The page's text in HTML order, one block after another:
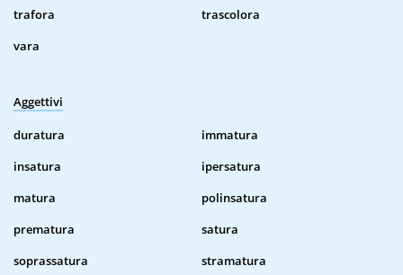
trafora
trascolora
vara
Aggettivi
duratura
immatura
insatura
ipersatura
matura
polinsatura
prematura
satura
soprassatura
stramatura